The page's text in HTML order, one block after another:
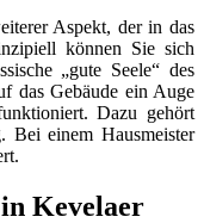
Aspekt, der in das
können Sie sich
„gute Seele“ des
das Gebäude ein Auge
Dazu gehört
Bei einem Hausmeister
Kevelaer